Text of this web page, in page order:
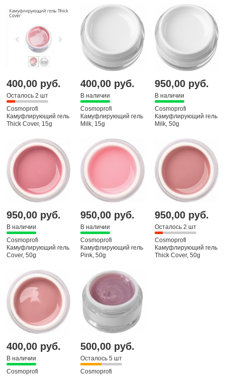
400,00 руб.
Осталось 2 шт
Cosmoprofi
Камуфлирующий гель
Thick Cover, 15g
400,00 руб.
В наличии
Cosmoprofi
Камуфлирующий гель
Milk, 15g
950,00 руб.
В наличии
Cosmoprofi
Камуфлирующий гель
Milk, 50g
950,00 руб.
В наличии
Cosmoprofi
Камуфлирующий гель
Cover, 50g
950,00 руб.
В наличии
Cosmoprofi
Камуфлирующий гель
Pink, 50g
950,00 руб.
Осталось 2 шт
Cosmoprofi
Камуфлирующий гель
Thick Cover, 50g
400,00 руб.
В наличии
Cosmoprofi
500,00 руб.
Осталось 5 шт
Cosmoprofi